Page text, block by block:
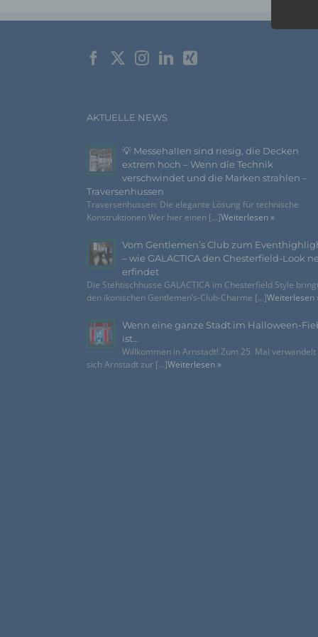
AKTUELLE NEWS
💡 Messehallen sind riesig, die Decken
extrem hoch – Wenn die Technik
verschwindet und die Marken strahlen –
Traversenhussen
Traversenhussen: Die elegante Lösung für technische
Konstruktionen Wer hier einen [...]Weiterlesen »
Vom Gentlemen’s Club zum
– wie GALACTICA den Chesterfield-Look
erfindet
Die Stehtischhusse GALACTICA im Chesterfield Style
den ikonischen Gentlemen’s-Club-Charme [...]Weiterlesen
Wenn eine ganze Stadt im Halloween-
ist…
Willkommen in Arnstadt! Zum 25. Mal verwandelt
sich Arnstadt zur [...]Weiterlesen »